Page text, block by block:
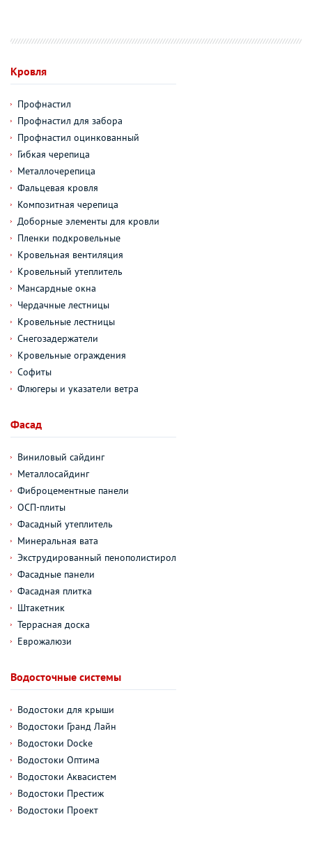
Кровля
Профнастил
Профнастил для забора
Профнастил оцинкованный
Гибкая черепица
Металлочерепица
Фальцевая кровля
Композитная черепица
Доборные элементы для кровли
Пленки подкровельные
Кровельная вентиляция
Кровельный утеплитель
Мансардные окна
Чердачные лестницы
Кровельные лестницы
Снегозадержатели
Кровельные ограждения
Софиты
Флюгеры и указатели ветра
Фасад
Виниловый сайдинг
Металлосайдинг
Фиброцементные панели
ОСП-плиты
Фасадный утеплитель
Минеральная вата
Экструдированный пенополистирол
Фасадные панели
Фасадная плитка
Штакетник
Террасная доска
Еврожалюзи
Водосточные системы
Водостоки для крыши
Водостоки Гранд Лайн
Водостоки Docke
Водостоки Оптима
Водостоки Аквасистем
Водостоки Престиж
Водостоки Проект